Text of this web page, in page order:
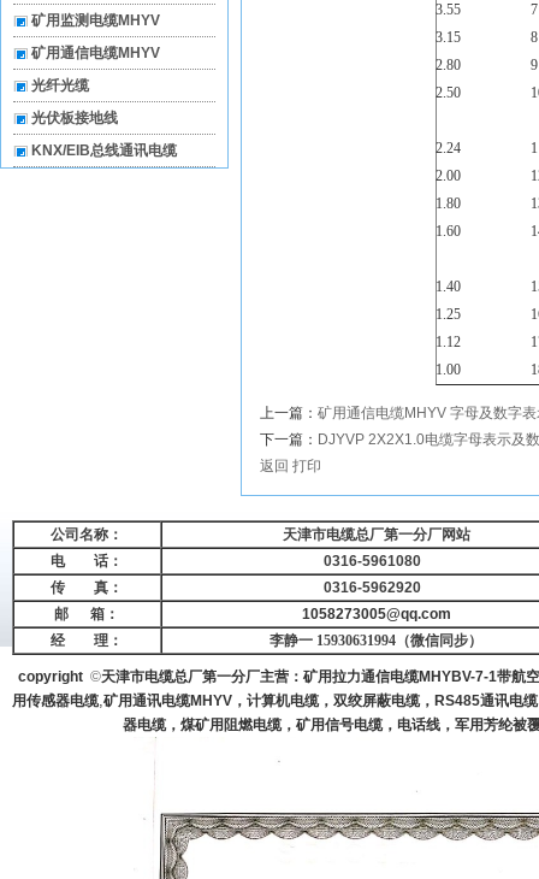
3.55
7
3.15
8
2.80
9
2.50
2.24
2.00
1.80
1.60
1.40
1.25
1.12
1.00
上一篇： 矿用通信电缆MHYV 字母及数字
下一篇： DJYVP 2X2X1.0电缆字母表示及
返回 打印
矿用监测电缆MHYV
矿用通信电缆MHYV
光纤光缆
光伏板接地线
KNX/EIB总线通讯电缆
公司名称：
天津市电缆总厂第一分厂网站
电 话：
0316-5961080
传 真：
0316-5962920
邮
箱：
1058273005@qq.com
经 理：
李静一 15930631994（微信同步）
copyright ©天津市电缆总厂第一分厂主营：矿用拉力通信电缆MHYBV-7-1带航
用传感器电缆,矿用通讯电缆MHYV ，计算机电缆，双绞屏蔽电缆，RS485通讯电
器电缆，煤矿用阻燃电缆，矿用信号电缆，电话线，军用芳纶